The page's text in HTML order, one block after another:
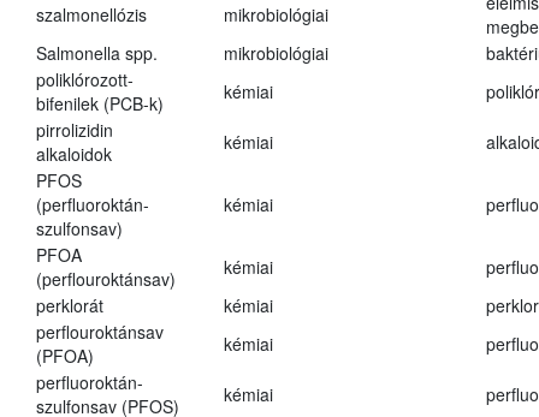
szalmonellózis
mikrobiológiai
Salmonella spp.
mikrobiológiai
poliklórozott-
bifenilek (PCB-k)
kémiai
pirrolizidin
alkaloidok
kémiai
PFOS
(perfluoroktán-
szulfonsav)
kémiai
PFOA
(perflouroktánsav)
kémiai
perklorát
kémiai
perflouroktánsav
(PFOA)
kémiai
perfluoroktán-
szulfonsav (PFOS)
kémiai